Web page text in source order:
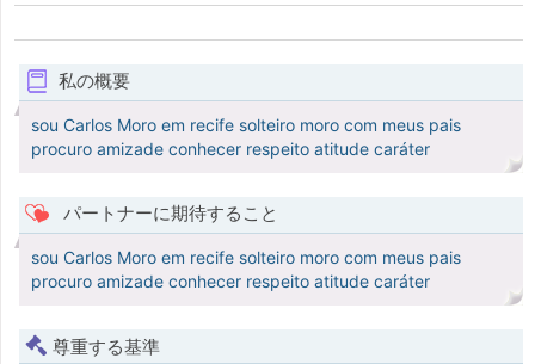
私の概要
sou Carlos Moro em recife solteiro moro com meus pais
procuro amizade conhecer respeito atitude caráter
パートナーに期待すること
sou Carlos Moro em recife solteiro moro com meus pais
procuro amizade conhecer respeito atitude caráter
尊重する基準